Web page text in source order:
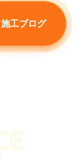
施工ブログ